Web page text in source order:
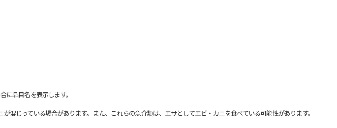
品目名を表示します。
じっている場合があります。また、これらの魚介類は、エサとしてエビ・カニを食べている可能性があります。